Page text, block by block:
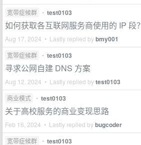
宽带症候群 • test0103
如何获取各互联网服务商使用的 IP 段？
Aug 17, 2024 • Lastly replied bybmy001
宽带症候群 • test0103
寻求公网自建 DNS 方案
Aug 12, 2024 • Lastly replied bytest0103
商业模式 • test0103
关于高校服务的商业变现思路
Feb 16, 2024 • Lastly replied bybugcoder
宽带症候群 • test0103